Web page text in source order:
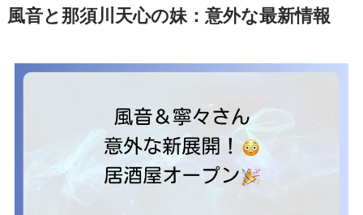
風音と那須川天心の妹：意外な最新情報